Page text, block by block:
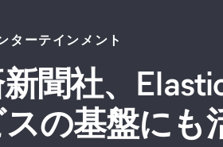
ターテインメント
新聞社、
の基盤にも